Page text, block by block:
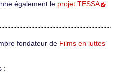
également le projet TESSA
fondateur de Films en luttes
: